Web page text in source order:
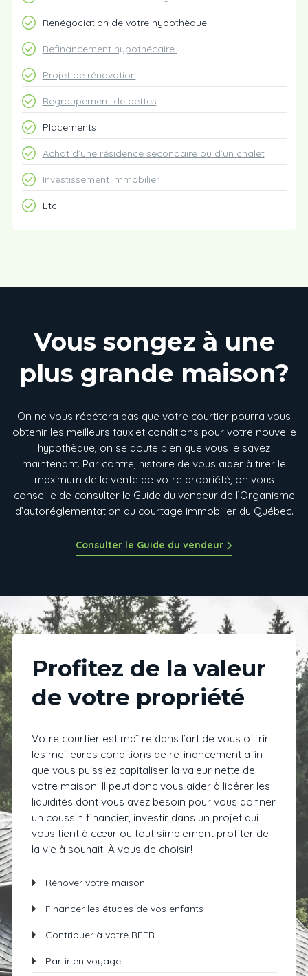
Renégociation de votre hypothèque
Refinancement hypothécaire
Projet de rénovation
Regroupement de dettes
Placements
Achat d’une résidence secondaire ou d’un chalet
Investissement immobilier
Etc.
Vous songez à une
plus grande maison?
On ne vous répétera pas que votre courtier pourra vous
obtenir les meilleurs taux et conditions pour votre nouvelle
hypothèque, on se doute bien que vous le savez
maintenant. Par contre, histoire de vous aider à tirer le
maximum de la vente de votre propriété, on vous
conseille de consulter le Guide du vendeur de l’Organisme
d’autoréglementation du courtage immobilier du Québec.
Consulter le Guide du vendeur
Profitez de la valeur
de votre propriété
Votre courtier est maître dans l’art de vous offrir
les meilleures conditions de refinancement afin
que vous puissiez capitaliser la valeur nette de
votre maison. Il peut donc vous aider à libérer les
liquidités dont vous avez besoin pour vous donner
un coussin financier, investir dans un projet qui
vous tient à cœur ou tout simplement profiter de
la vie à souhait. À vous de choisir!
Rénover votre maison
Financer les études de vos enfants
Contribuer à votre REER
Partir en voyage